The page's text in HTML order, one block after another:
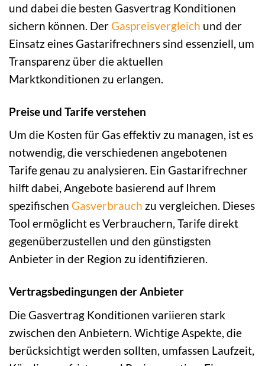
und dabei die besten Gasvertrag Konditionen
sichern können. Der Gaspreisvergleich und der
Einsatz eines Gastarifrechners sind essenziell, um
Transparenz über die aktuellen
Marktkonditionen zu erlangen.
Preise und Tarife verstehen
Um die Kosten für Gas effektiv zu managen, ist es
notwendig, die verschiedenen angebotenen
Tarife genau zu analysieren. Ein Gastarifrechner
hilft dabei, Angebote basierend auf Ihrem
spezifischen Gasverbrauch zu vergleichen. Dieses
Tool ermöglicht es Verbrauchern, Tarife direkt
gegenüberzustellen und den günstigsten
Anbieter in der Region zu identifizieren.
Vertragsbedingungen der Anbieter
Die Gasvertrag Konditionen variieren stark
zwischen den Anbietern. Wichtige Aspekte, die
berücksichtigt werden sollten, umfassen Laufzeit,